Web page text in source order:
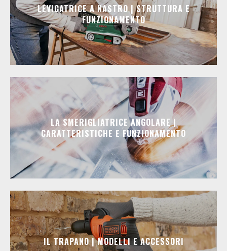
LEVIGATRICE A NASTRO | STRUTTURA E
FUNZIONAMENTO
LA SMERIGLIATRICE ANGOLARE |
CARATTERISTICHE E FUNZIONAMENTO
IL TRAPANO | MODELLI E ACCESSORI